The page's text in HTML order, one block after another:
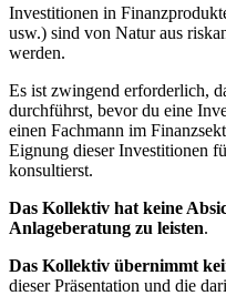
Investitionen in
usw.) sind von Natur aus
werden.
Es ist zwingend erforderlich,
durchführst, bevor du eine
einen Fachmann im
Eignung dieser Investitionen
konsultierst.
Das Kollektiv hat keine
Anlageberatung zu leisten.
Das Kollektiv übernimmt
dieser Präsentation und die